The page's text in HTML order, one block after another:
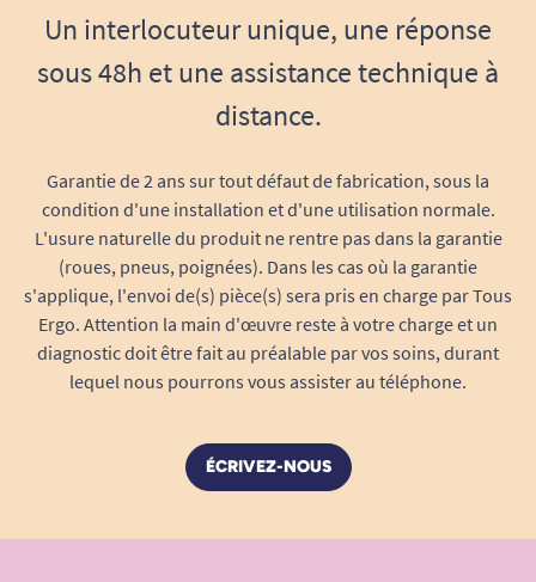
Un interlocuteur unique, une réponse
sous 48h et une assistance technique à
distance.
Garantie de 2 ans sur tout défaut de fabrication, sous la
condition d'une installation et d'une utilisation normale.
L'usure naturelle du produit ne rentre pas dans la garantie
(roues, pneus, poignées). Dans les cas où la garantie
s'applique, l'envoi de(s) pièce(s) sera pris en charge par Tous
Ergo. Attention la main d'œuvre reste à votre charge et un
diagnostic doit être fait au préalable par vos soins, durant
lequel nous pourrons vous assister au téléphone.
ÉCRIVEZ-NOUS